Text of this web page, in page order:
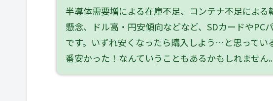
半導体需要増による在庫不足、コンテナ不足によ
懸念、ドル高・円安傾向などなど、SDカードやPC
です。いずれ安くなったら購入しよう…と思ってい
番安かった！なんていうこともあるかもしれません